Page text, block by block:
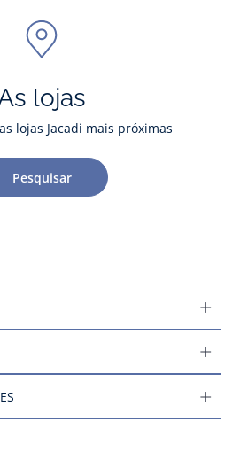
lojas
lojas Jacadi mais próximas
Pesquisar